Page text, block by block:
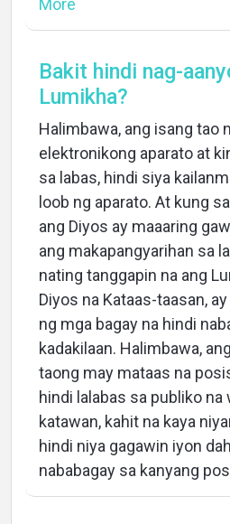
More
Bakit hindi nag-
Lumikha?
Halimbawa, ang isang tao
elektronikong aparato at
sa labas, hindi siya
loob ng aparato. At kung
ang Diyos ay maaaring
ang makapangyarihan sa
nating tanggapin na ang
Diyos na Kataas-taasan,
ng mga bagay na hindi
kadakilaan. Halimbawa,
taong may mataas na
hindi lalabas sa publiko na
katawan, kahit na kaya
hindi niya gagawin iyon
nababagay sa kanyang